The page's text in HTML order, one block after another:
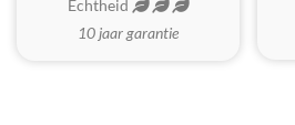
Echtheid
10 jaar garantie